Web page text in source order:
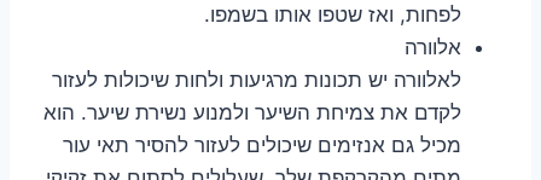
לפחות, ואז שטפו אותו בשמפו.
אלוורה
לאלוורה יש תכונות מרגיעות ולחות שיכולות לעזור
לקדם את צמיחת השיער ולמנוע נשירת שיער. הוא
מכיל גם אנזימים שיכולים לעזור להסיר תאי עור